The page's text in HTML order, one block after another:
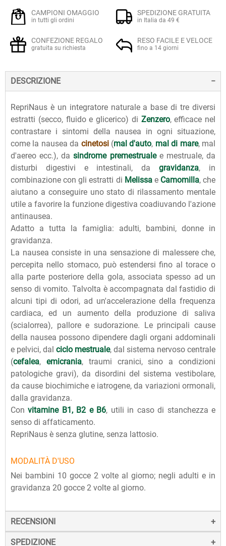
CAMPIONI OMAGGIO
in tutti gli ordini
SPEDIZIONE GRATUITA
in Italia da 49 €
CONFEZIONE REGALO
gratuita su richiesta
RESO FACILE E VELOCE
fino a 14 giorni
DESCRIZIONE
RepriNaus è un integratore naturale a base di tre diversi
estratti (secco, fluido e glicerico) di Zenzero, efficace nel
contrastare i sintomi della nausea in ogni situazione,
come la nausea da cinetosi(mal d'auto, mal di mare, mal
d'aereo ecc.), dasindrome premestrualee mestruale, da
disturbi digestivi e intestinali, dagravidanza, in
combinazione con gli estratti di Melissae Camomilla, che
aiutano a conseguire uno stato di rilassamento mentale
utile a favorire la funzione digestiva coadiuvando l'azione
antinausea.
Adatto a tutta la famiglia: adulti, bambini, donne in
gravidanza.
La nausea consiste in una sensazione di malessere che,
percepita nello stomaco, può estendersi fino al torace o
alla parte posteriore della gola, associata spesso ad un
senso di vomito. Talvolta è accompagnata dal fastidio di
alcuni tipi di odori, ad un'accelerazione della frequenza
cardiaca, ed un aumento della produzione di saliva
(scialorrea), pallore e sudorazione. Le principali cause
della nausea possono dipendere dagli organi addominali
e pelvici, dal ciclo mestruale, dal sistema nervoso centrale
(cefalea, emicrania, traumi cranici, sino a condizioni
patologiche gravi), da disordini del sistema vestibolare,
da cause biochimiche e iatrogene, da variazioni ormonali,
dalla gravidanza.
Convitamine B1, B2 e B6, utili in caso di stanchezza e
senso di affaticamento.
RepriNaus è senza glutine, senza lattosio.
MODALITÀ D'USO
Nei bambini 10 gocce 2 volte al giorno; negli adulti e in
gravidanza 20 gocce 2 volte al giorno.
RECENSIONI
SPEDIZIONE